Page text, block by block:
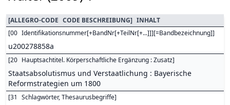
[ALLEGRO-CODE CODE BESCHREIBUNG] INHALT
[00 Identifikationsnummer[+BandNr[+TeilNr[+...]]][=Bandbezeichnung]]
u200278858a
[20 Hauptsachtitel. Körperschaftliche Ergänzung : Zusatz]
Staatsabsolutismus und Verstaatlichung : Bayerische
Reformstrategien um 1800
[31 Schlagwörter, Thesaurusbegriffe]